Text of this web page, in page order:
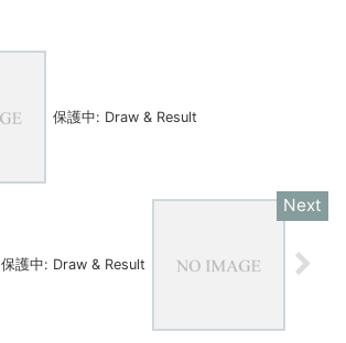
保護中: Draw & Result
保護中: Draw & Result